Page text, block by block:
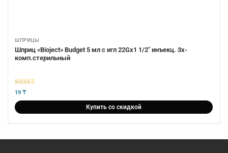
ШПРИЦЫ
Шприц «Bioject» Budget 5 мл с игл 22Gх1 1/2″ инъекц. 3х-
комп.стерильный
5из 5
19 ₸
Купить со скидкой